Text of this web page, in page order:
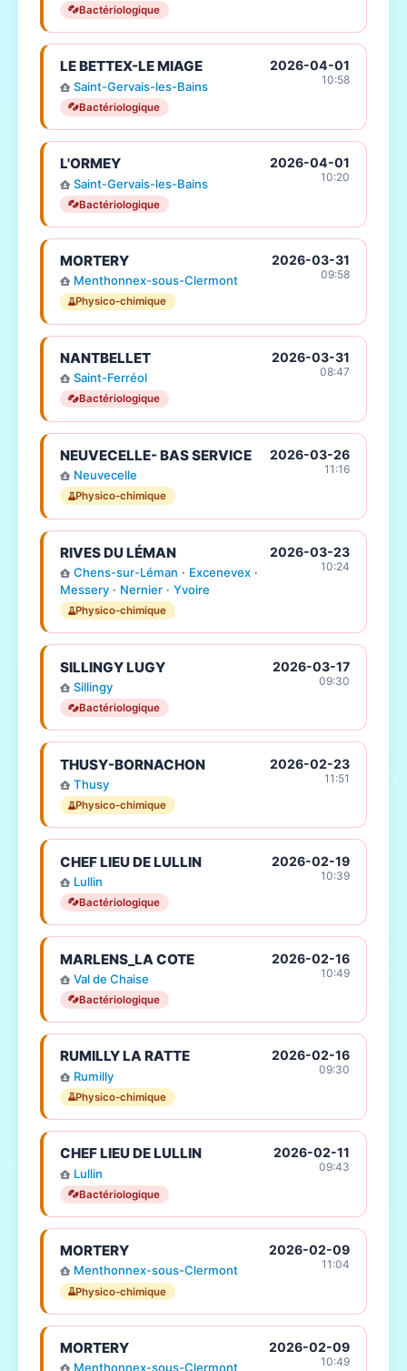
Bactériologique
LE BETTEX-LE MIAGE
Saint-Gervais-les-Bains
Bactériologique
2026-04-01
10:58
L'ORMEY
Saint-Gervais-les-Bains
Bactériologique
2026-04-01
10:20
MORTERY
Menthonnex-sous-Clermont
Physico-chimique
2026-03-31
09:58
NANTBELLET
Saint-Ferréol
Bactériologique
2026-03-31
08:47
NEUVECELLE- BAS SERVICE
Neuvecelle
Physico-chimique
2026-03-26
11:16
RIVES DU LÉMAN
Chens-sur-Léman · Excenevex·
Messery· Nernier· Yvoire
Physico-chimique
2026-03-23
10:24
SILLINGY LUGY
Sillingy
Bactériologique
2026-03-17
09:30
THUSY-BORNACHON
Thusy
Physico-chimique
2026-02-23
11:51
CHEF LIEU DE LULLIN
Lullin
Bactériologique
2026-02-19
10:39
MARLENS_LA COTE
Val de Chaise
Bactériologique
2026-02-16
10:49
RUMILLY LA RATTE
Rumilly
Physico-chimique
2026-02-16
09:30
CHEF LIEU DE LULLIN
Lullin
Bactériologique
2026-02-11
09:43
MORTERY
Menthonnex-sous-Clermont
Physico-chimique
2026-02-09
11:04
MORTERY
Menthonnex-sous-Clermont
2026-02-09
10:49